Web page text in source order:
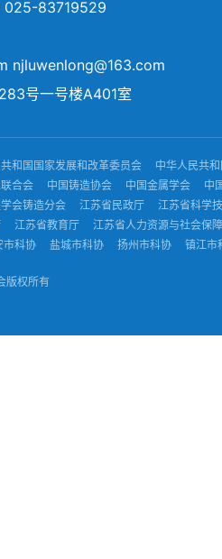
025-83719529
njluwenlong@163.com
号一号楼A401室
和国国家发展和改革委员会
中华人民共
合会 中国铸造协会 中国金属学会
中
会铸造分会 江苏省民政厅
江苏省科学
江苏省教育厅
江苏省人力资源与社会保
市科协 盐城市科协 扬州市科协 镇江市
版权所有